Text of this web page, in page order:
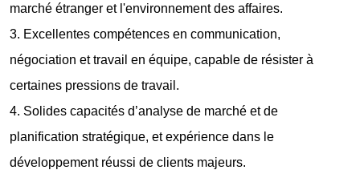
marché étranger et l'environnement des affaires.
3. Excellentes compétences en communication,
négociation et travail en équipe, capable de résister à
certaines pressions de travail.
4. Solides capacités d’analyse de marché et de
planification stratégique, et expérience dans le
développement réussi de clients majeurs.